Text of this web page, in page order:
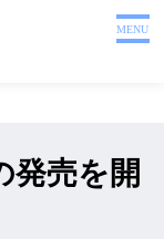
MENU
発売を開